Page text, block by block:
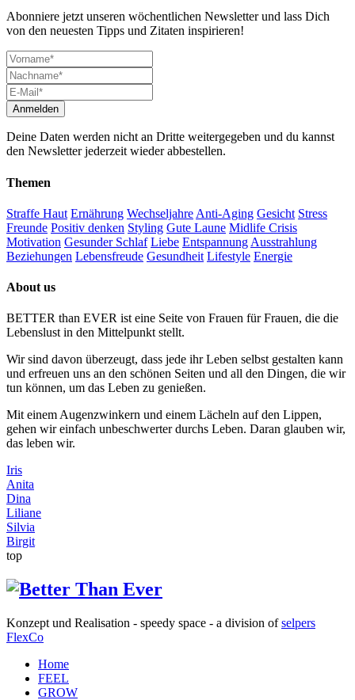
Abonniere jetzt unseren wöchentlichen Newsletter und lass Dich
von den neuesten Tipps und Zitaten inspirieren!
Deine Daten werden nicht an Dritte weitergegeben und du kannst
den Newsletter jederzeit wieder abbestellen.
Themen
Straffe Haut Ernährung Wechseljahre Anti-Aging Gesicht Stress
Freunde Positiv denken Styling Gute Laune Midlife Crisis
Motivation Gesunder Schlaf Liebe Entspannung Ausstrahlung
Beziehungen Lebensfreude Gesundheit Lifestyle Energie
About us
BETTER than EVER ist eine Seite von Frauen für Frauen, die die
Lebenslust in den Mittelpunkt stellt.
Wir sind davon überzeugt, dass jede ihr Leben selbst gestalten kann
und erfreuen uns an den schönen Seiten und all den Dingen, die wir
tun können, um das Leben zu genießen.
Mit einem Augenzwinkern und einem Lächeln auf den Lippen,
gehen wir einfach unbeschwerter durchs Leben. Daran glauben wir,
das leben wir.
Iris
Anita
Dina
Liliane
Silvia
Birgit
top
Konzept und Realisation - speedy space - a division ofselpers
FlexCo
Home
FEEL
GROW